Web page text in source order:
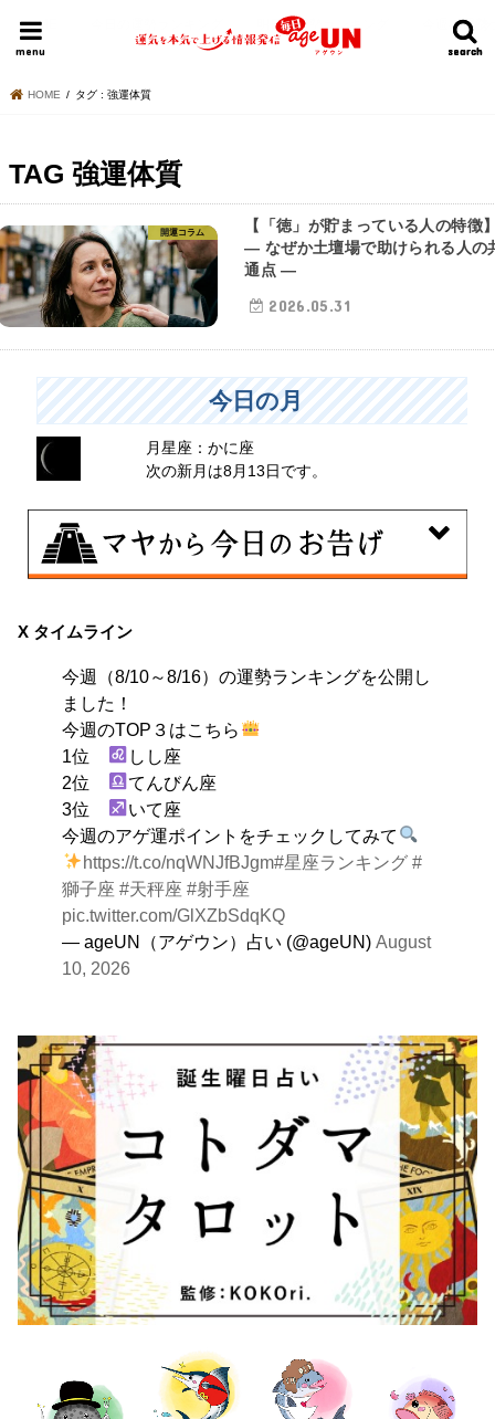
search
search
menu
HOME 明日の運勢ランキング 今週の運勢
HOME タグ : 強運体質
TAG 強運体質
開運コラム
【「徳」が貯まっている人の特徴
― なぜか土壇場で助けられる人の
通点 ―
2026.05.31
今日の月
月星座：かに座
次の新月は8月13日です。
自分をいつもとは違う特定の環境に追い込むことで、普
する。
X タイムライン
今週（8/10～8/16）の運勢ランキングを公開し
ました！
今週のTOP３はこちら
1位
しし座
2位
てんびん座
3位
いて座
今週のアゲ運ポイントをチェックしてみて
https://t.co/nqWNJfBJgm#星座ランキング #
獅子座 #天秤座 #射手座
pic.twitter.com/GlXZbSdqKQ
— ageUN（アゲウン）占い (@ageUN) August
10, 2026